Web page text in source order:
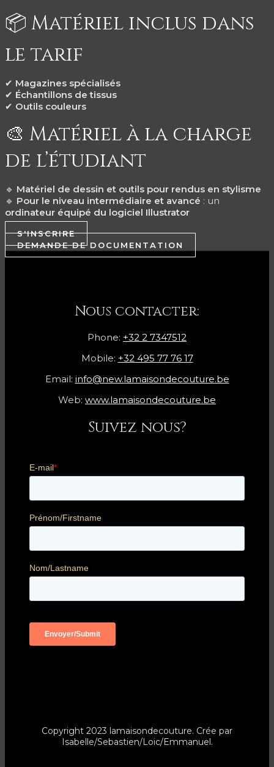
📦 Matériel inclus dans
le tarif
✔ Magazines spécialisés
✔ Échantillons de tissus
✔ Outils couleurs
🎨 Matériel à la charge
de l’étudiant
🔹 Matériel de dessin et outils pour rendus en stylisme
🔹 Pour le niveau intermédiaire et avancé : un
ordinateur équipé du logiciel Illustrator
S'INSCRIRE
DEMANDE DE DOCUMENTATION
Nous contacter:
Phone: +32 2 7347512
Mobile: +32 495 77 76 17
Email: info@new.lamaisondecouture.be
Web: www.lamaisondecouture.be
Suivez nous?
Copyright 2023 lamaisondecouture. Crée par
Isabelle/Sebastien/Loic/Emmanuel.